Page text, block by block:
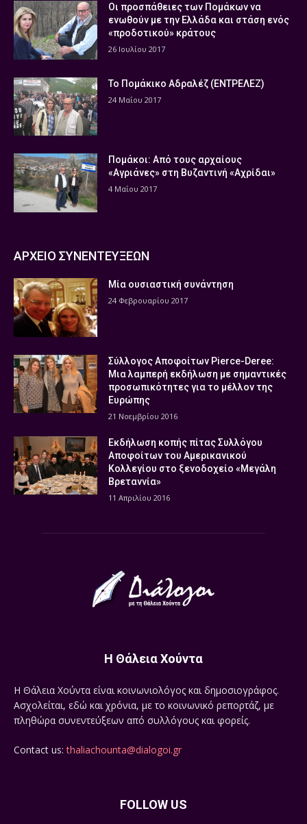
Οι προσπάθειες των Πομάκων να
ενωθούν με την Ελλάδα και στάση ενός
«προδοτικού» κράτους
26 Ιουλίου 2017
Το Πομάκικο Αδραλέζ (ΕΝΤΡΕΛΕΖ)
24 Μαΐου 2017
Πομάκοι: Από τους αρχαίους
«Αγριάνες» στη Βυζαντινή «Αχρίδαι»
4 Μαΐου 2017
ΑΡΧΕΙΟ ΣΥΝΕΝΤΕΥΞΕΩΝ
Μία ουσιαστική συνάντηση
24 Φεβρουαρίου 2017
Σύλλογος Αποφοίτων Pierce-Deree:
Μια λαμπερή εκδήλωση με σημαντικές
προσωπικότητες για το μέλλον της
Ευρώπης
21 Νοεμβρίου 2016
Εκδήλωση κοπής πίτας Συλλόγου
Αποφοίτων του Αμερικανικού
Κολλεγίου στο ξενοδοχείο «Μεγάλη
Βρεταννία»
11 Απριλίου 2016
Η Θάλεια Χούντα
Η Θάλεια Χούντα είναι κοινωνιολόγος και δημοσιογράφος.
Ασχολείται, εδώ και χρόνια, με το κοινωνικό ρεπορτάζ, με
πληθώρα συνεντεύξεων από συλλόγους και φορείς.
Contact us:thaliachounta@dialogoi.gr
FOLLOW US